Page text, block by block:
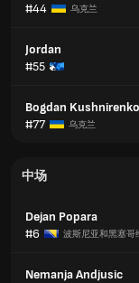
#44
乌克兰
Jordan
#55
Bogdan Kushnirenko
#77
乌克兰
中场
Dejan Popara
#6
波斯尼亚和黑塞哥
Nemanja Andjusic